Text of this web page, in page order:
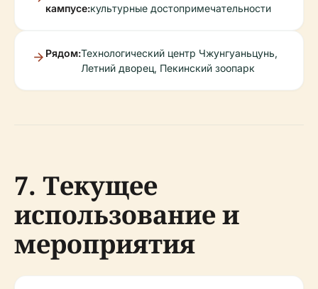
кампусе:культурные достопримечательности
Рядом:Технологический центр Чжунгуаньцунь,
Летний дворец, Пекинский зоопарк
7. Текущее
использование и
мероприятия